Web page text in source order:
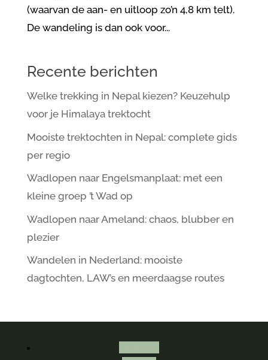
(waarvan de aan- en uitloop zo’n 4,8 km telt).
De wandeling is dan ook voor...
Recente berichten
Welke trekking in Nepal kiezen? Keuzehulp
voor je Himalaya trektocht
Mooiste trektochten in Nepal: complete gids
per regio
Wadlopen naar Engelsmanplaat: met een
kleine groep ’t Wad op
Wadlopen naar Ameland: chaos, blubber en
plezier
Wandelen in Nederland: mooiste
dagtochten, LAW’s en meerdaagse routes